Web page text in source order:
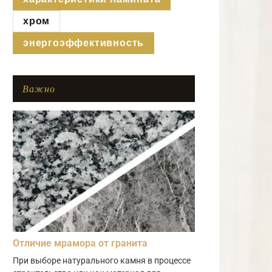
хром
энергоэффективность
Важно
Отличие мрамора от гранита
При выборе натурального камня в процессе